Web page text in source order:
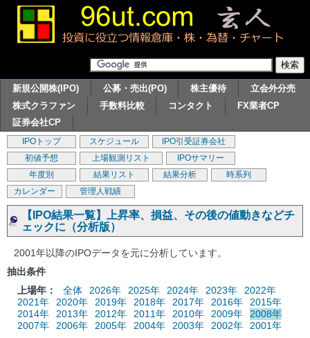
新規公開株(IPO) 公募・売出(PO) 株主優待
立会外分売
株式クラファン
手数料比較 コンタクト
FX業者CP
証券会社CP
IPOトップ スケジュール
IPO引受証券会社
初値予想
上場観測リスト
IPOサマリー
年度別
結果リスト 結果分析
時系列
カレンダー
管理人戦績
【IPO結果一覧】上昇率、損益、その後の値動きなどチ
ェックに（分析版）
2001年以降のIPOデータを元に分析しています。
抽出条件
上場年：
全体 2026年 2025年 2024年 2023年
2022年
2021年
2020年 2019年 2018年 2017年 2016年
2015年
2014年
2013年 2012年 2011年 2010年 2009年
2008年
2007年
2006年 2005年 2004年 2003年 2002年
2001年